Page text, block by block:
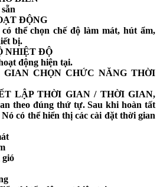
ĐỘNG
thể chọn chế độ làm mát, hút ẩm,
bị.
NHIỆT ĐỘ
động hiện tại.
CHỌN CHỨC NĂNG THỜI
LẬP THỜI GIAN / THỜI GIAN,
theo đúng thứ tự. Sau khi hoàn tất
có thể hiển thị các cài đặt thời gian
gió